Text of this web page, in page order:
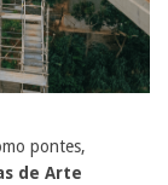
pontes,
de Arte